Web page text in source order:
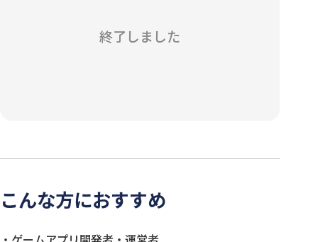
終了しました
こんな方におすすめ